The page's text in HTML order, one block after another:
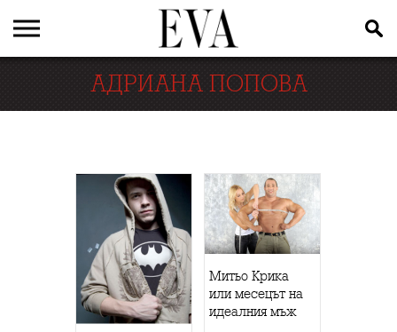
АДРИАНА ПОПОВА
Митьо Крика
или месецът на
идеалния мъж